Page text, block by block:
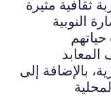
ثقافية مثيرة
النوبية
بالإضافة إلى